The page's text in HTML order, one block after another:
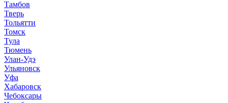
Тамбов
Тверь
Тольятти
Томск
Тула
Тюмень
Улан-Удэ
Ульяновск
Уфа
Хабаровск
Чебоксары